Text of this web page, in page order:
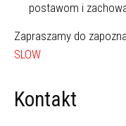
postawom i
Zapraszamy do
SLOW
Kontakt